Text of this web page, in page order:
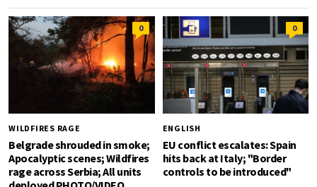
0
WILDFIRES RAGE
Belgrade shrouded in smoke;
Apocalyptic scenes; Wildfires
rage across Serbia; All units
0
ENGLISH
EU conflict escalates: Spain
hits back at Italy; "Border
controls to be introduced"